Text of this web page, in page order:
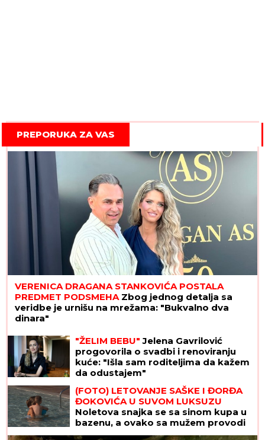
PREPORUKA ZA VAS
VERENICA DRAGANA STANKOVIĆA POSTALA
PREDMET PODSMEHAZbog jednog detalja sa
veridbe je urnišu na mrežama: "Bukvalno dva
dinara"
"ŽELIM BEBU" Jelena Gavrilović
progovorila o svadbi i renoviranju
kuće: "Išla sam roditeljima da kažem
da odustajem"
(FOTO) LETOVANJE SAŠKE I ĐORĐA
ĐOKOVIĆA U SUVOM LUKSUZU
Noletova snajka se sa sinom kupa u
bazenu, a ovako sa mužem provodi
vreme na jahti